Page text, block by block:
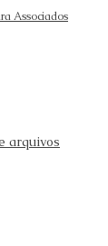
Associados
arquivos